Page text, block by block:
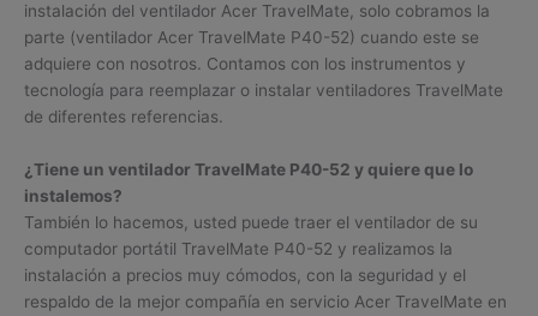
instalación del ventilador Acer TravelMate, solo cobramos la
parte (ventilador Acer TravelMate P40-52) cuando este se
adquiere con nosotros. Contamos con los instrumentos y
tecnología para reemplazar o instalar ventiladores TravelMate
de diferentes referencias.
¿Tiene un ventilador TravelMate P40-52 y quiere que lo
instalemos?
También lo hacemos, usted puede traer el ventilador de su
computador portátil TravelMate P40-52 y realizamos la
instalación a precios muy cómodos, con la seguridad y el
respaldo de la mejor compañía en servicio Acer TravelMate en